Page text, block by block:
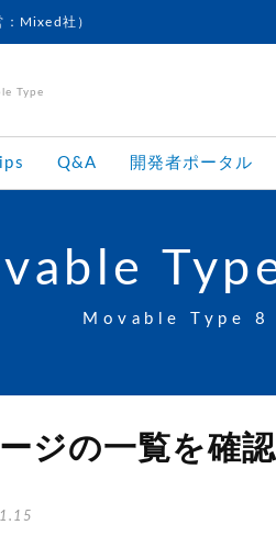
Mixed社）
Type
Q&A 開発者ポータル
Movable Type 8
ジの一覧を確